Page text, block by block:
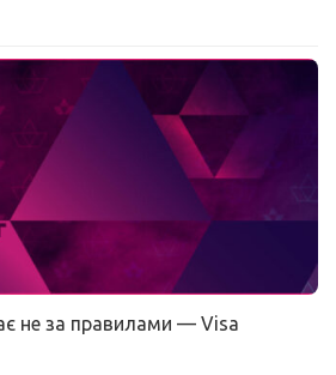
не за правилами — Visa